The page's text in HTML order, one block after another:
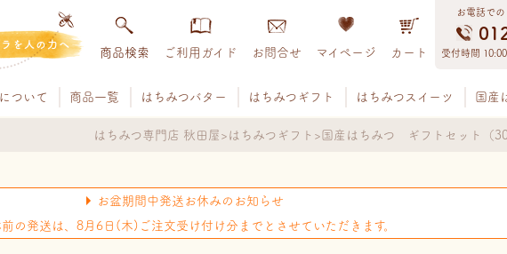
を人の力へ
商品検索 ご利用ガイド お問合せ マイページ カート
お電話で
受付時間
ついて 商品一覧 はちみつバター はちみつギフト はちみつスイーツ 国産
はちみつ専門店 秋田屋 はちみつギフト 国産はちみつ ギフトセット（
お盆期間中発送お休みのお知らせ
の発送は、8月6日(木)ご注文受け付け分までとさせていただきます。